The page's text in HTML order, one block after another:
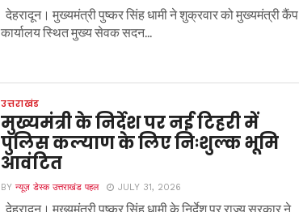
देहरादून। मुख्यमंत्री पुष्कर सिंह धामी ने शुक्रवार को मुख्यमंत्री कैंप
कार्यालय स्थित मुख्य सेवक सदन...
उत्तराखंड
मुख्यमंत्री के निर्देश पर नई टिहरी में
पुलिस कल्याण के लिए निःशुल्क भूमि
आवंटित
BYन्यूज़ डेस्क उत्तराखंड पहल JULY 31, 2026
देहरादून। मुख्यमंत्री पुष्कर सिंह धामी के निर्देश पर राज्य सरकार ने